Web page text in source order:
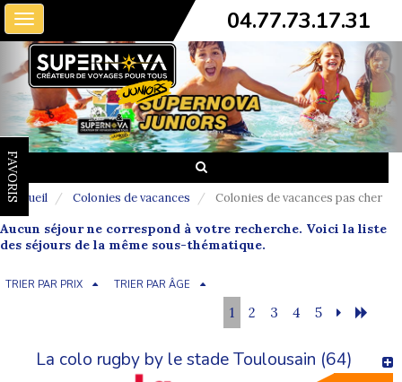
Toggle
navigation
04.77.73.17.31
FAVORIS
Accueil Colonies de vacances Colonies de vacances pas cher
Aucun séjour ne correspond à votre recherche. Voici la liste
des séjours de la même sous-thématique.
TRIER PAR PRIX TRIER PAR ÂGE
1 2 3 4 5
La colo rugby by le stade Toulousain (64)